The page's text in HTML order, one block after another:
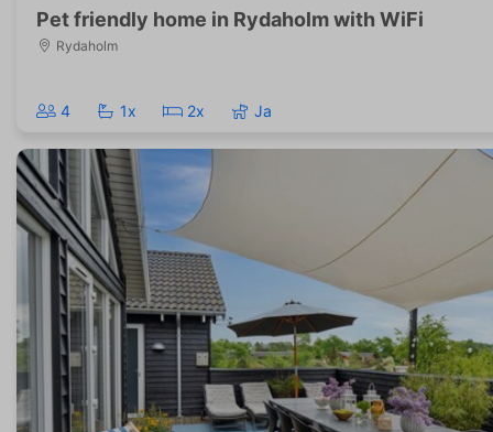
Pet friendly home in Rydaholm with WiFi
Rydaholm
4 1x 2x Ja